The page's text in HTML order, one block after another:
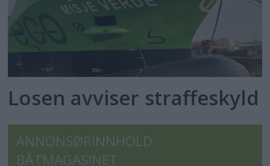
Losen avviser straffeskyld
ANNONSØRINNHOLD
BÅTMAGASINET